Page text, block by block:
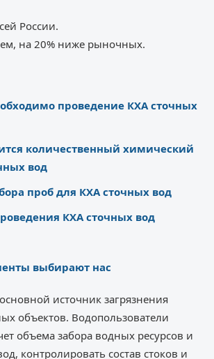
России.
на 20% ниже рыночных.
проведение КХА сточных
количественный химический
вод
проб для КХА сточных вод
КХА сточных вод
выбирают нас
источник загрязнения
объектов. Водопользователи
объема забора водных ресурсов и
контролировать состав стоков и